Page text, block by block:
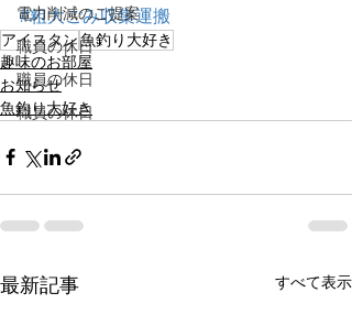
電力削減のご提案
職員の休日
職員の休日
職員の休日
#粗大ごみ収集運搬
アイスタン 魚釣り大好き
趣味のお部屋
お知らせ
魚釣り大好き
最新記事 すべて表示